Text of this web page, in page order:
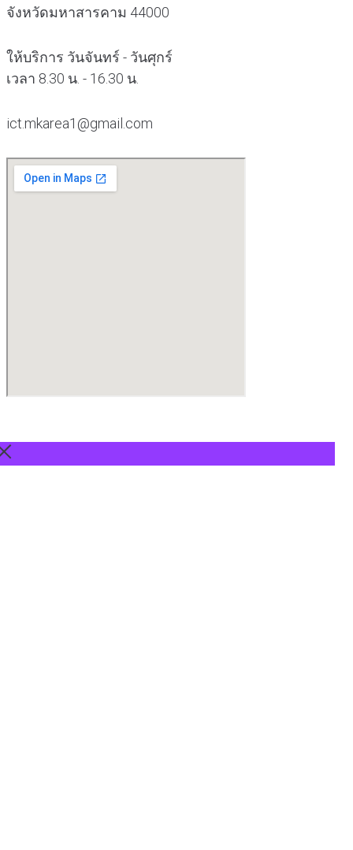
จังหวัดมหาสารคาม 44000
ให้บริการ วันจันทร์ - วันศุกร์
เวลา 8.30 น. - 16.30 น.
ict.mkarea1@gmail.com